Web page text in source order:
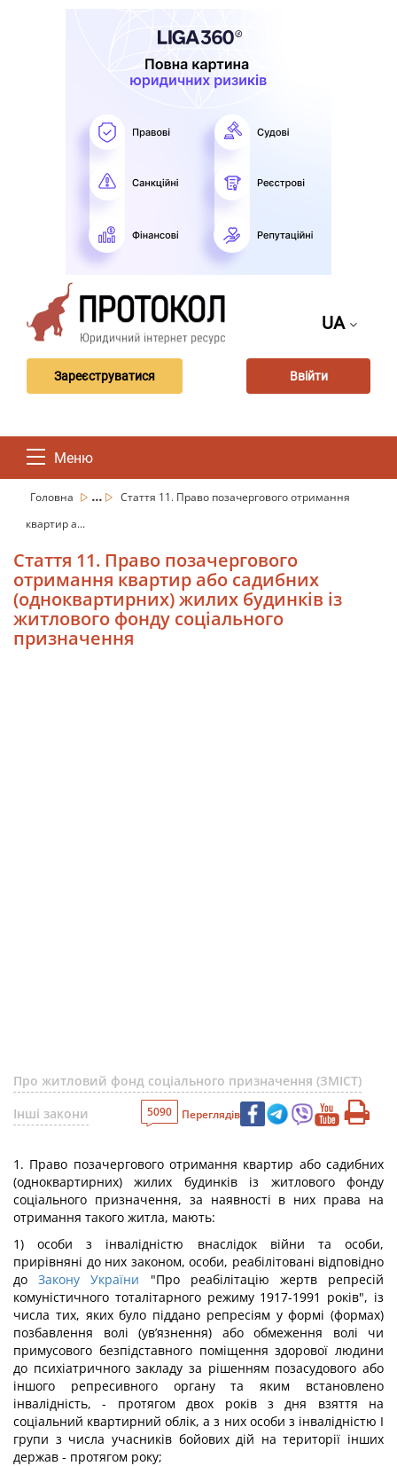
UA
Зареєструватися Ввійти
Меню
Головна ...
Стаття 11. Право позачергового отримання
квартир а...
Стаття 11. Право позачергового
отримання квартир або садибних
(одноквартирних) жилих будинків із
житлового фонду соціального
призначення
Про житловий фонд соціального призначення (ЗМІСТ)
Інші закони
5090 Переглядів
1. Право позачергового отримання квартир або садибних
(одноквартирних) жилих будинків із житлового фонду
соціального призначення, за наявності в них права на
отримання такого житла, мають:
1) особи з інвалідністю внаслідок війни та особи,
прирівняні до них законом, особи, реабілітовані відповідно
доЗакону України "Про реабілітацію жертв репресій
комуністичного тоталітарного режиму 1917-1991 років", із
числа тих, яких було піддано репресіям у формі (формах)
позбавлення волі (ув’язнення) або обмеження волі чи
примусового безпідставного поміщення здорової людини
до психіатричного закладу за рішенням позасудового або
іншого репресивного органу та яким встановлено
інвалідність, - протягом двох років з дня взяття на
соціальний квартирний облік, а з них особи з інвалідністю I
групи з числа учасників бойових дій на території інших
держав - протягом року;